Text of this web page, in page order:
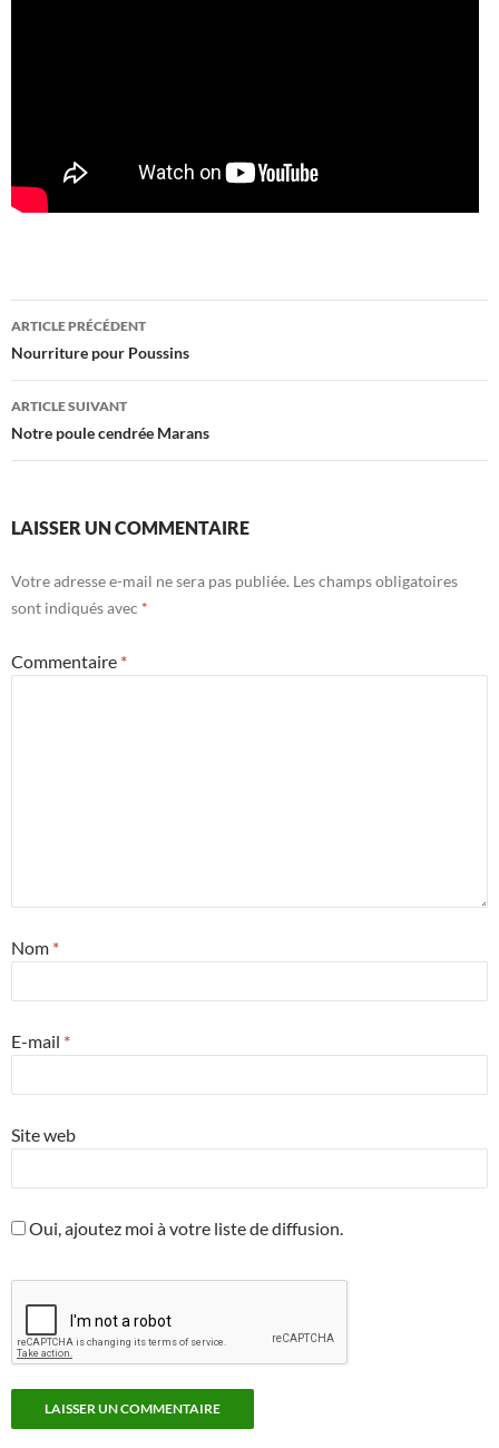
Navigation
des
articles
ARTICLE PRÉCÉDENT
Nourriture pour Poussins
ARTICLE SUIVANT
Notre poule cendrée Marans
LAISSER UN COMMENTAIRE
Votre adresse e-mail ne sera pas publiée. Les champs obligatoires
sont indiqués avec *
Commentaire *
Nom *
E-mail *
Site web
Oui, ajoutez moi à votre liste de diffusion.